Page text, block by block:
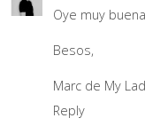
Oye muy
Besos,
Marc de My
Reply